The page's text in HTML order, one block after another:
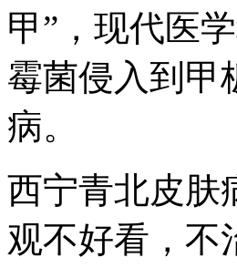
甲”，现代医
霉菌侵入到甲
病。
西宁青北皮肤
观不好看，不